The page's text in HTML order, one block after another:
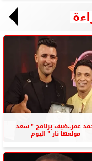
عمر..ضيف برنامج ” سعد
مولعها نار ” اليوم